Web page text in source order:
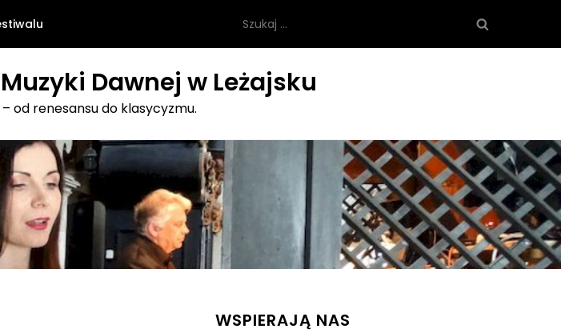
Dawnej w Leżajsku
od renesansu do klasycyzmu.
WSPIERAJĄ NAS